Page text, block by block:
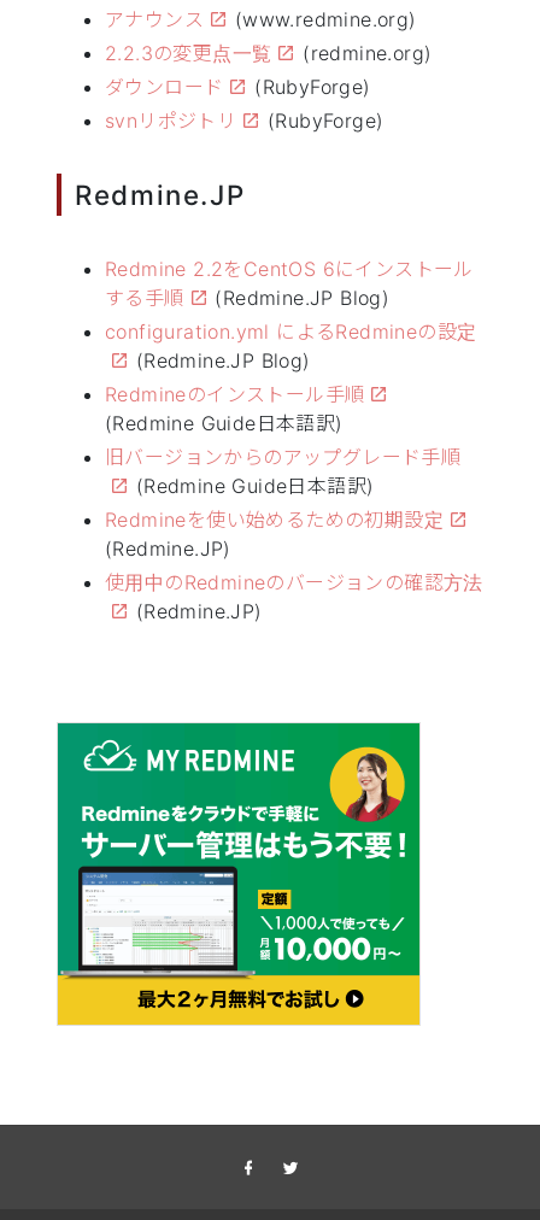
アナウンス
(www.redmine.org)
2.2.3の変更点一覧
(redmine.org)
ダウンロード
(RubyForge)
svnリポジトリ
(RubyForge)
Redmine.JP
Redmine 2.2をCentOS 6にインストール
する手順
(Redmine.JP Blog)
configuration.yml によるRedmineの設定
(Redmine.JP Blog)
Redmineのインストール手順
(Redmine Guide日本語訳)
旧バージョンからのアップグレード手順
(Redmine Guide日本語訳)
Redmineを使い始めるための初期設定
(Redmine.JP)
使用中のRedmineのバージョンの確認方法
(Redmine.JP)